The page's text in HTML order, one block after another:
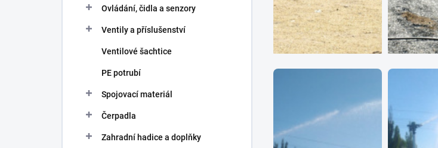
Ovládání, čidla a senzory
Ventily a příslušenství
Ventilové šachtice
PE potrubí
Spojovací materiál
Čerpadla
Zahradní hadice a doplňky